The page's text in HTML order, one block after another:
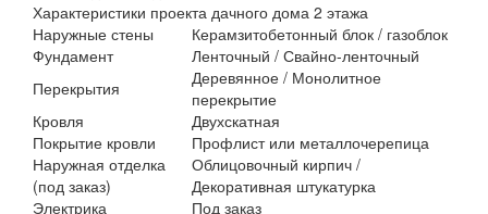
Характеристики проекта дачного дома 2 этажа
Наружные стены
Керамзитобетонный блок / газоблок
Фундамент
Ленточный / Свайно-ленточный
Перекрытия
Деревянное / Монолитное
перекрытие
Кровля
Двухскатная
Покрытие кровли
Профлист или металлочерепица
Наружная отделка
(под заказ)
Облицовочный кирпич /
Декоративная штукатурка
Электрика
Под заказ